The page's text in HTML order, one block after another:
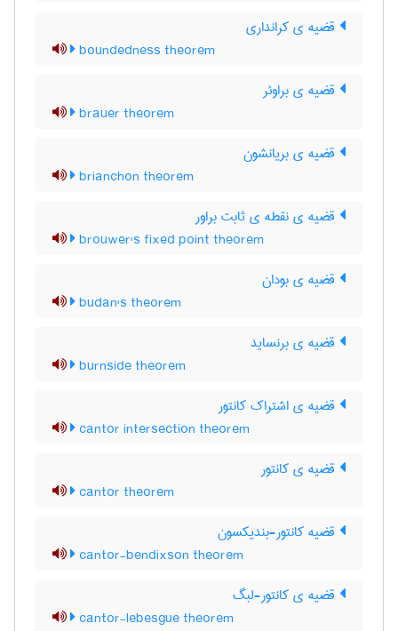
قضیه ی کرانداری
boundedness theorem
قضیه ی براوئر
brauer theorem
قضیه ی بریانشون
brianchon theorem
قضیه ی نقطه ی ثابت براور
brouwer's fixed point theorem
قضیه ی بودان
budan's theorem
قضیه ی برنساید
burnside theorem
قضیه ی اشتراک کانتور
cantor intersection theorem
قضیه ی کانتور
cantor theorem
قضیه کانتور-بندیکسون
cantor-bendixson theorem
قضیه ی کانتور-لبگ
cantor-lebesgue theorem